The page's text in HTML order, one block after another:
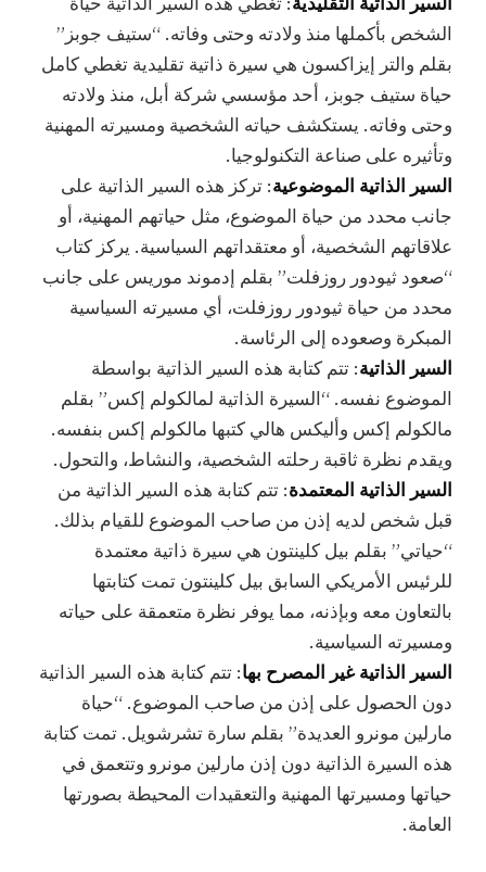
الشخص بأكملها منذ ولادته وحتى وفاته. “ستيف جوبز”
بقلم والتر إيزاكسون هي سيرة ذاتية تقليدية تغطي كامل
حياة ستيف جوبز، أحد مؤسسي شركة أبل، منذ ولادته
وحتى وفاته. يستكشف حياته الشخصية ومسيرته المهنية
وتأثيره على صناعة التكنولوجيا.
السير الذاتية الموضوعية: تركز هذه السير الذاتية على
جانب محدد من حياة الموضوع، مثل حياتهم المهنية، أو
علاقاتهم الشخصية، أو معتقداتهم السياسية. يركز كتاب
“صعود ثيودور روزفلت” بقلم إدموند موريس على جانب
محدد من حياة ثيودور روزفلت، أي مسيرته السياسية
المبكرة وصعوده إلى الرئاسة.
السير الذاتية: تتم كتابة هذه السير الذاتية بواسطة
الموضوع نفسه. “السيرة الذاتية لمالكولم إكس” بقلم
مالكولم إكس وأليكس هالي كتبها مالكولم إكس بنفسه.
ويقدم نظرة ثاقبة رحلته الشخصية، والنشاط، والتحول.
السير الذاتية المعتمدة: تتم كتابة هذه السير الذاتية من
قبل شخص لديه إذن من صاحب الموضوع للقيام بذلك.
“حياتي” بقلم بيل كلينتون هي سيرة ذاتية معتمدة
للرئيس الأمريكي السابق بيل كلينتون تمت كتابتها
بالتعاون معه وبإذنه، مما يوفر نظرة متعمقة على حياته
ومسيرته السياسية.
السير الذاتية غير المصرح بها: تتم كتابة هذه السير الذاتية
دون الحصول على إذن من صاحب الموضوع. “حياة
مارلين مونرو العديدة” بقلم سارة تشرشويل. تمت كتابة
هذه السيرة الذاتية دون إذن مارلين مونرو وتتعمق في
حياتها ومسيرتها المهنية والتعقيدات المحيطة بصورتها
العامة.